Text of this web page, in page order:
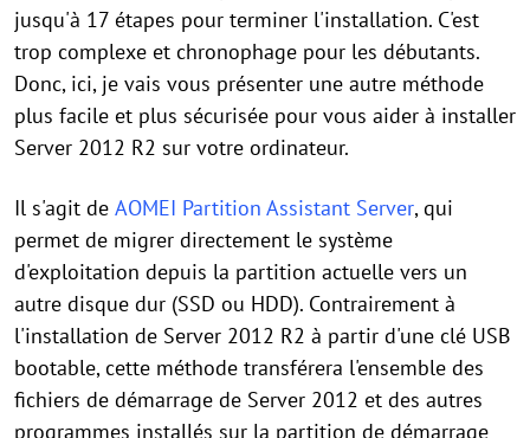
jusqu'à 17 étapes pour terminer l'installation. C'est
trop complexe et chronophage pour les débutants.
Donc, ici, je vais vous présenter une autre méthode
plus facile et plus sécurisée pour vous aider à installer
Server 2012 R2 sur votre ordinateur.
Il s'agit de AOMEI Partition Assistant Server, qui
permet de migrer directement le système
d'exploitation depuis la partition actuelle vers un
autre disque dur (SSD ou HDD). Contrairement à
l'installation de Server 2012 R2 à partir d'une clé USB
bootable, cette méthode transférera l'ensemble des
fichiers de démarrage de Server 2012 et des autres
programmes installés sur la partition de démarrage